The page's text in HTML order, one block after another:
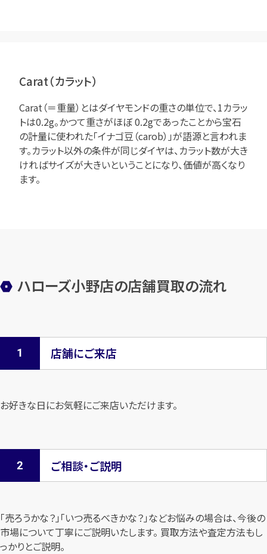
Carat（カラット）
Carat（＝重量）とはダイヤモンドの重さの単位で、1カラッ
トは0.2g。かつて重さがほぼ 0.2gであったことから宝石
の計量に使われた「イナゴ豆（carob）」が語源と言われま
す。カラット以外の条件が同じダイヤは、カラット数が大き
ければサイズが大きいということになり、価値が高くなり
ます。
ハローズ小野店の店舗買取の流れ
店舗にご来店
お好きな日にお気軽にご来店いただけます。
ご相談・ご説明
「売ろうかな？」「いつ売るべきかな？」などお悩みの場合は、今後の
市場について丁寧にご説明いたします。 買取方法や査定方法もし
っかりとご説明。